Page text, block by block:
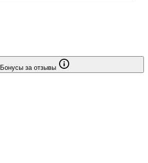
Бонусы за отзывы